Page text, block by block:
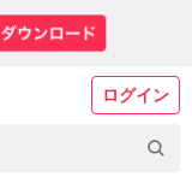
ログイン